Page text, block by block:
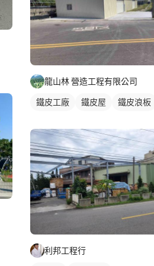
龍山林 營造工程有限公司
鐵皮工廠 鐵皮屋 鐵皮浪板
利邦工程行